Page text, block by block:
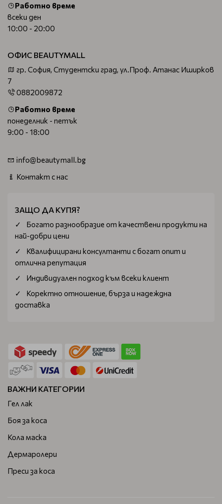
Работно време
всеки ден
10:00 - 20:00
ОФИС BEAUTYMALL
гр. София, Студентски град, ул.Проф. Атанас Иширков
7
0882009872
Работно време
понеделник - петък
9:00 - 18:00
info@beautymall.bg
Контакт с нас
ЗАЩО ДА КУПЯ?
Богатo разнообразие от качествени продукти на
най-добри цени
Квалифицирани консултанти с богат опит и
отлична репутация
Индивидуален подход към всеки клиент
Коректно отношение, бърза и надеждна
доставка
ВАЖНИ КАТЕГОРИИ
Гел лак
Боя за коса
Кола маска
Дермаролери
Преси за коса